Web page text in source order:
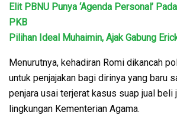
Elit PBNU Punya ‘Agenda Personal’
PKB
Pilihan Ideal Muhaimin, Ajak Gabung
Menurutnya, kehadiran Romi dikancah
untuk penjajakan bagi dirinya yang baru
penjara usai terjerat kasus suap jual beli
lingkungan Kementerian Agama.